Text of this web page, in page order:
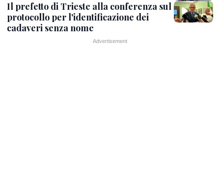
Il prefetto di Trieste alla conferenza sul
protocollo per l'identificazione dei
cadaveri senza nome